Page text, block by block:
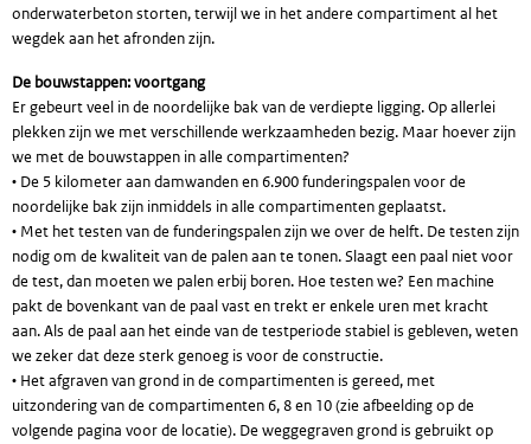
onderwaterbeton storten, terwijl we in het andere compartiment al het
wegdek aan het afronden zijn.
De bouwstappen: voortgang
Er gebeurt veel in de noordelijke bak van de verdiepte ligging. Op allerlei
plekken zijn we met verschillende werkzaamheden bezig. Maar hoever zijn
we met de bouwstappen in alle compartimenten?
• De 5 kilometer aan damwanden en 6.900 funderingspalen voor de
noordelijke bak zijn inmiddels in alle compartimenten geplaatst.
• Met het testen van de funderingspalen zijn we over de helft. De testen zijn
nodig om de kwaliteit van de palen aan te tonen. Slaagt een paal niet voor
de test, dan moeten we palen erbij boren. Hoe testen we? Een machine
pakt de bovenkant van de paal vast en trekt er enkele uren met kracht
aan. Als de paal aan het einde van de testperiode stabiel is gebleven, weten
we zeker dat deze sterk genoeg is voor de constructie.
• Het afgraven van grond in de compartimenten is gereed, met
uitzondering van de compartimenten 6, 8 en 10 (zie afbeelding op de
volgende pagina voor de locatie). De weggegraven grond is gebruikt op